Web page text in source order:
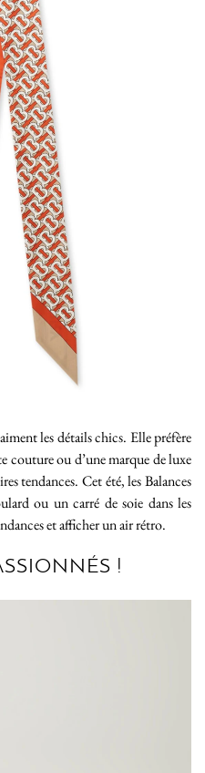
les détails chics. Elle préfère
couture ou d’une marque de luxe
tendances. Cet été, les Balances
ou un carré de soie dans les
et afficher un air rétro.
!